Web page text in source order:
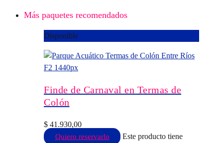
Más paquetes recomendados
Disponible
Finde de Carnaval en Termas de
Colón
$ 41.930,00
Quiero reservarlo
Este producto tiene